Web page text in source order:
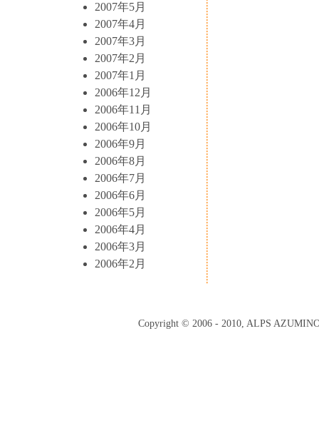
2007年5月
2007年4月
2007年3月
2007年2月
2007年1月
2006年12月
2006年11月
2006年10月
2006年9月
2006年8月
2006年7月
2006年6月
2006年5月
2006年4月
2006年3月
2006年2月
Copyright © 2006 - 2010, ALPS